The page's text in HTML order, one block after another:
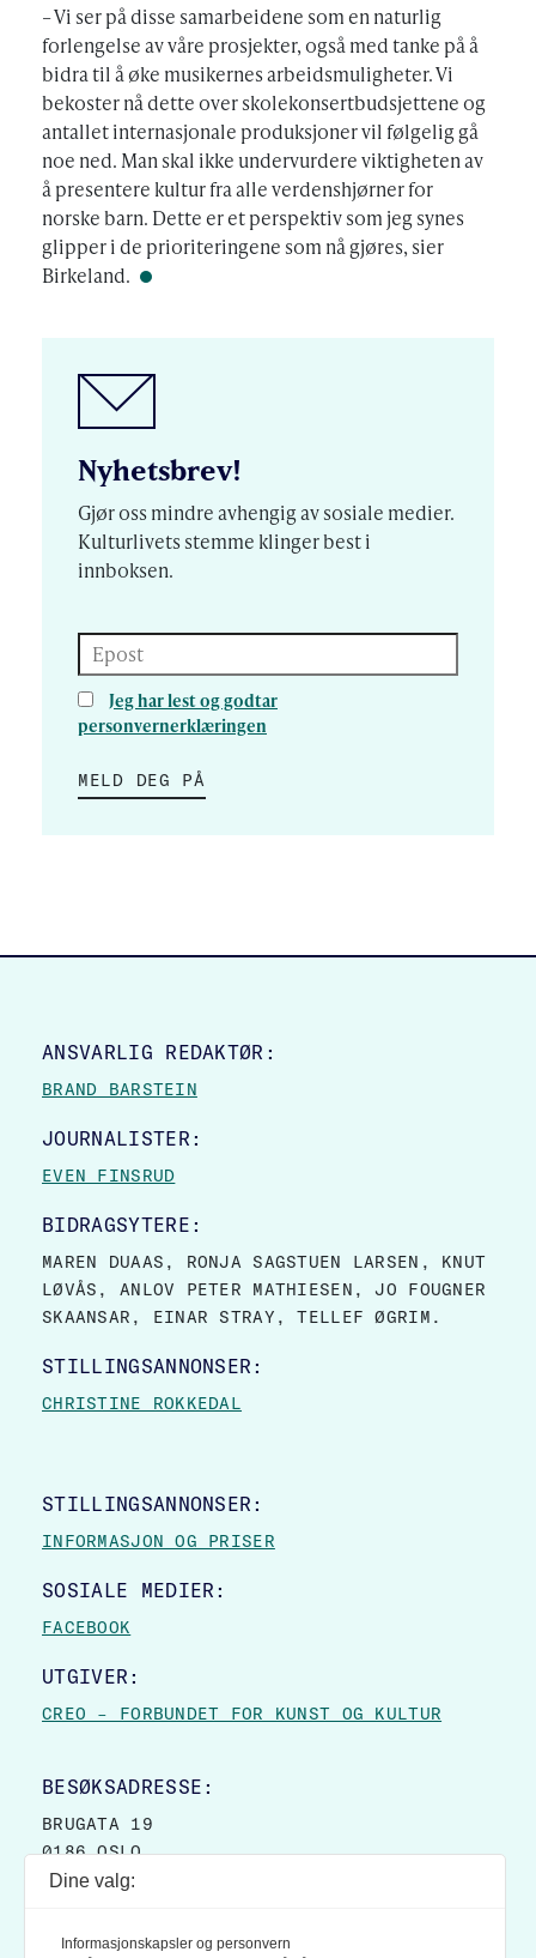
– Vi ser på disse samarbeidene som en naturlig
forlengelse av våre prosjekter, også med tanke på å
bidra til å øke musikernes arbeidsmuligheter. Vi
bekoster nå dette over skolekonsertbudsjettene og
antallet internasjonale produksjoner vil følgelig gå
noe ned. Man skal ikke undervurdere viktigheten av
å presentere kultur fra alle verdenshjørner for
norske barn. Dette er et perspektiv som jeg synes
glipper i de prioriteringene som nå gjøres, sier
Birkeland.
Nyhetsbrev!
Gjør oss mindre avhengig av sosiale medier.
Kulturlivets stemme klinger best i
innboksen.
Epost
Jeg har lest og godtar
personvernerklæringen
MELD DEG PÅ
SITE FOOTER
ANSVARLIG REDAKTØR:
BRAND BARSTEIN
JOURNALISTER:
EVEN FINSRUD
BIDRAGSYTERE:
MAREN DUAAS, RONJA SAGSTUEN LARSEN, KNUT
LØVÅS, ANLOV PETER MATHIESEN, JO FOUGNER
SKAANSAR, EINAR STRAY, TELLEF ØGRIM.
STILLINGSANNONSER:
CHRISTINE ROKKEDAL
STILLINGSANNONSER:
INFORMASJON OG PRISER
SOSIALE MEDIER:
FACEBOOK
UTGIVER:
CREO – FORBUNDET FOR KUNST OG KULTUR
BESØKSADRESSE:
BRUGATA 19
0186 OSLO
POSTBOKS 9007 GRØNLAND
Dine valg:
Informasjonskapsler og personvern